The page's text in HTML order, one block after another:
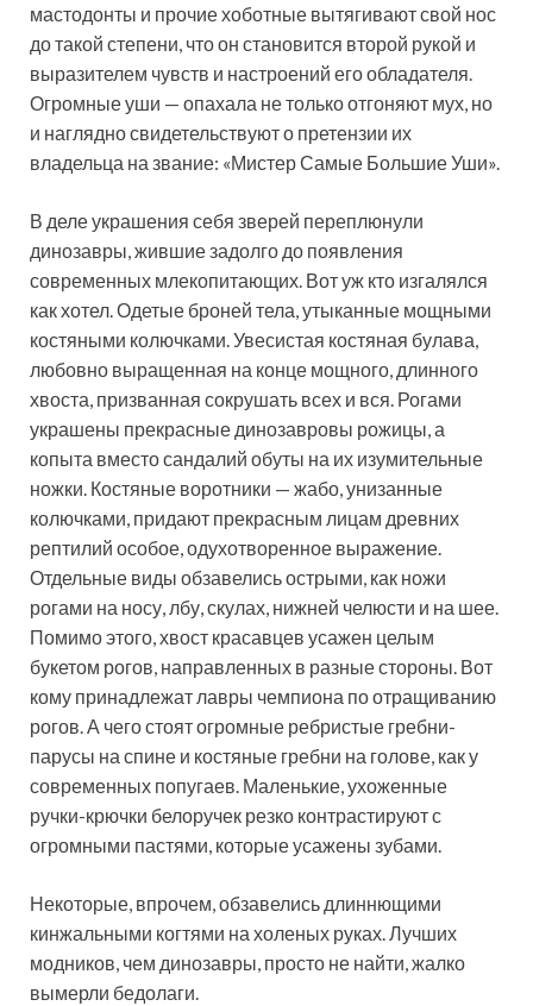
мастодонты и прочие хоботные вытягивают свой нос
до такой степени, что он становится второй рукой и
выразителем чувств и настроений его обладателя.
Огромные уши — опахала не только отгоняют мух, но
и наглядно свидетельствуют о претензии их
владельца на звание: «Мистер Самые Большие Уши».
В деле украшения себя зверей переплюнули
динозавры, жившие задолго до появления
современных млекопитающих. Вот уж кто изгалялся
как хотел. Одетые броней тела, утыканные мощными
костяными колючками. Увесистая костяная булава,
любовно выращенная на конце мощного, длинного
хвоста, призванная сокрушать всех и вся. Рогами
украшены прекрасные динозавровы рожицы, а
копыта вместо сандалий обуты на их изумительные
ножки. Костяные воротники — жабо, унизанные
колючками, придают прекрасным лицам древних
рептилий особое, одухотворенное выражение.
Отдельные виды обзавелись острыми, как ножи
рогами на носу, лбу, скулах, нижней челюсти и на шее.
Помимо этого, хвост красавцев усажен целым
букетом рогов, направленных в разные стороны. Вот
кому принадлежат лавры чемпиона по отращиванию
рогов. А чего стоят огромные ребристые гребни-
парусы на спине и костяные гребни на голове, как у
современных попугаев. Маленькие, ухоженные
ручки-крючки белоручек резко контрастируют с
огромными пастями, которые усажены зубами.
Некоторые, впрочем, обзавелись длиннющими
кинжальными когтями на холеных руках. Лучших
модников, чем динозавры, просто не найти, жалко
вымерли бедолаги.